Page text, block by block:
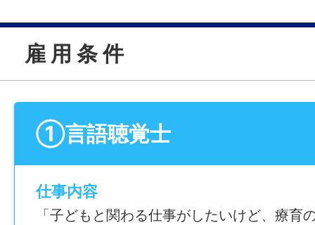
雇 用 条 件
①言語聴覚士
仕事内容
「子どもと関わる仕事がしたいけど、療育